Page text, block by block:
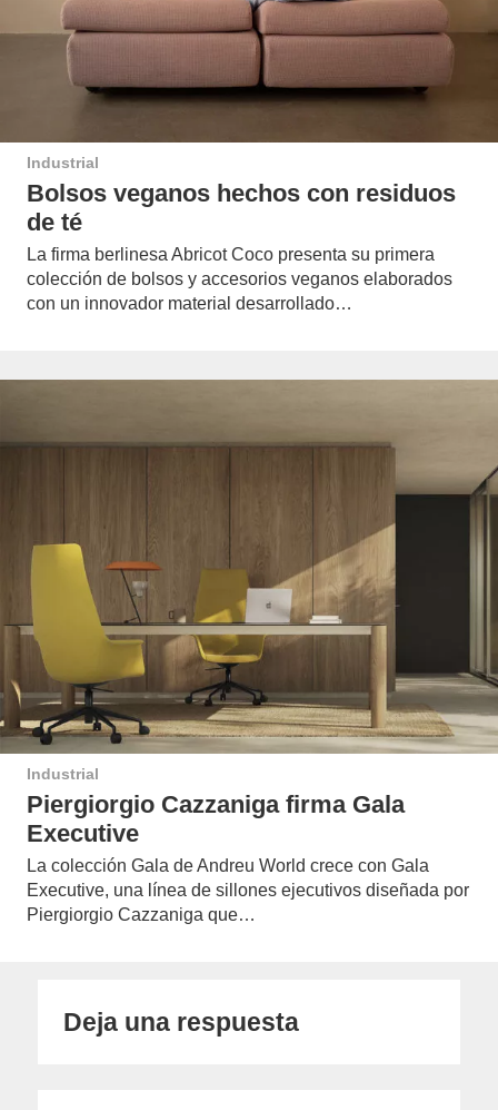
Industrial
Bolsos veganos hechos con residuos
de té
La firma berlinesa Abricot Coco presenta su primera
colección de bolsos y accesorios veganos elaborados
con un innovador material desarrollado…
Industrial
Piergiorgio Cazzaniga firma Gala
Executive
La colección Gala de Andreu World crece con Gala
Executive, una línea de sillones ejecutivos diseñada por
Piergiorgio Cazzaniga que…
Deja una respuesta